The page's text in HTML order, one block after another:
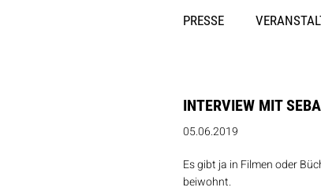
PRESSE
INTERVIEW MIT
05.06.2019
Es gibt ja in Filmen oder
beiwohnt.